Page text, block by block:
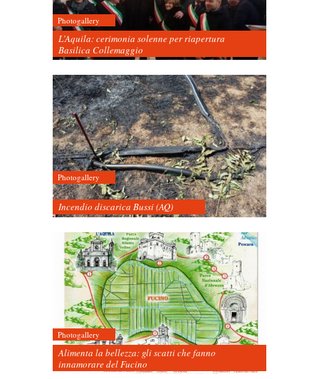
Photogallery
L’Aquila: cerimonia solenne per riapertura
Basilica Collemaggio
Photogallery
Incendio discarica Bussi (AQ)
Photogallery
Alimenta la bellezza: gli scatti che fanno
innamorare del Fucino